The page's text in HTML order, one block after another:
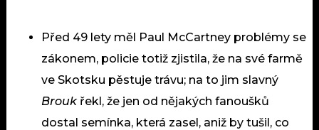
Před 49 lety měl Paul McCartney problémy se
zákonem, policie totiž zjistila, že na své farmě
ve Skotsku pěstuje trávu; na to jim slavný
Brouk řekl, že jen od nějakých fanoušků
dostal semínka, která zasel, aniž by tušil, co